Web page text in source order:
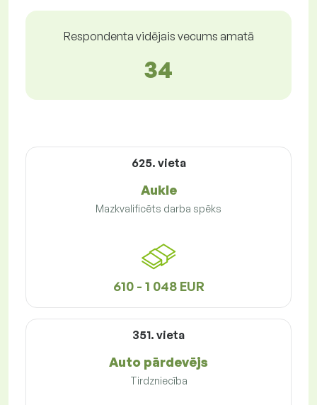
Respondenta vidējais vecums amatā
34
625. vieta
Aukle
Mazkvalificēts darba spēks
610 - 1 048 EUR
351. vieta
Auto pārdevējs
Tirdzniecība